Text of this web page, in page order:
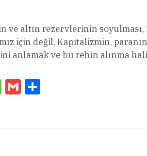
ve altın rezervlerinin
için değil. Kapitalizmin,
anlamak ve bu rehin alınma
Message
Gmail